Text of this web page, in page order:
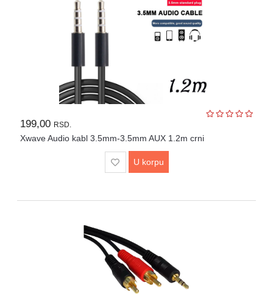
199,00 RSD.
Xwave Audio kabl 3.5mm-3.5mm AUX 1.2m crni
U korpu